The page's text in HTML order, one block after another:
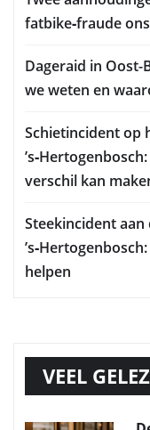
fatbike‑fraude
Dageraid in
we weten en
Schietincident op
verschil kan
Steekincident aan
helpen
VEEL